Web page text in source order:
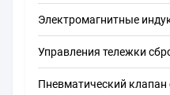
Электромагнитные
Управления тележки
Пневматический